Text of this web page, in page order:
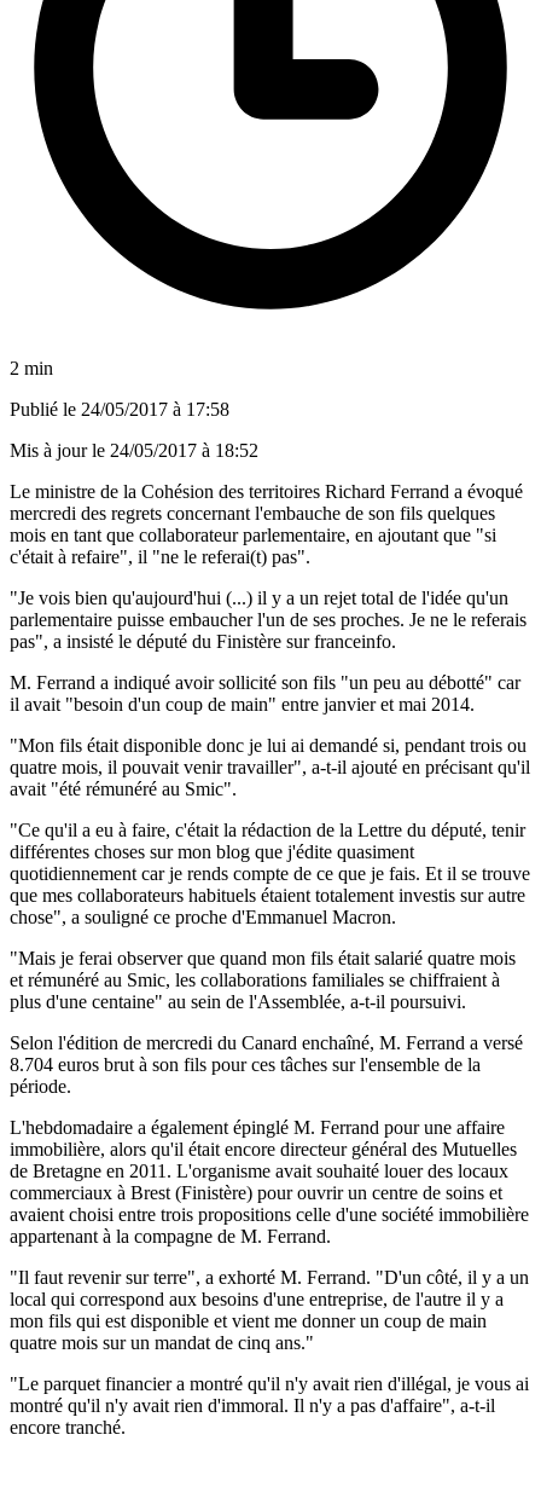
2 min
Publié le 24/05/2017 à 17:58
Mis à jour le 24/05/2017 à 18:52
Le ministre de la Cohésion des territoires Richard Ferrand a évoqué
mercredi des regrets concernant l'embauche de son fils quelques
mois en tant que collaborateur parlementaire, en ajoutant que "si
c'était à refaire", il "ne le referai(t) pas".
"Je vois bien qu'aujourd'hui (...) il y a un rejet total de l'idée qu'un
parlementaire puisse embaucher l'un de ses proches. Je ne le referais
pas", a insisté le député du Finistère sur franceinfo.
M. Ferrand a indiqué avoir sollicité son fils "un peu au débotté" car
il avait "besoin d'un coup de main" entre janvier et mai 2014.
"Mon fils était disponible donc je lui ai demandé si, pendant trois ou
quatre mois, il pouvait venir travailler", a-t-il ajouté en précisant qu'il
avait "été rémunéré au Smic".
"Ce qu'il a eu à faire, c'était la rédaction de la Lettre du député, tenir
différentes choses sur mon blog que j'édite quasiment
quotidiennement car je rends compte de ce que je fais. Et il se trouve
que mes collaborateurs habituels étaient totalement investis sur autre
chose", a souligné ce proche d'Emmanuel Macron.
"Mais je ferai observer que quand mon fils était salarié quatre mois
et rémunéré au Smic, les collaborations familiales se chiffraient à
plus d'une centaine" au sein de l'Assemblée, a-t-il poursuivi.
Selon l'édition de mercredi du Canard enchaîné, M. Ferrand a versé
8.704 euros brut à son fils pour ces tâches sur l'ensemble de la
période.
L'hebdomadaire a également épinglé M. Ferrand pour une affaire
immobilière, alors qu'il était encore directeur général des Mutuelles
de Bretagne en 2011. L'organisme avait souhaité louer des locaux
commerciaux à Brest (Finistère) pour ouvrir un centre de soins et
avaient choisi entre trois propositions celle d'une société immobilière
appartenant à la compagne de M. Ferrand.
"Il faut revenir sur terre", a exhorté M. Ferrand. "D'un côté, il y a un
local qui correspond aux besoins d'une entreprise, de l'autre il y a
mon fils qui est disponible et vient me donner un coup de main
quatre mois sur un mandat de cinq ans."
"Le parquet financier a montré qu'il n'y avait rien d'illégal, je vous ai
montré qu'il n'y avait rien d'immoral. Il n'y a pas d'affaire", a-t-il
encore tranché.